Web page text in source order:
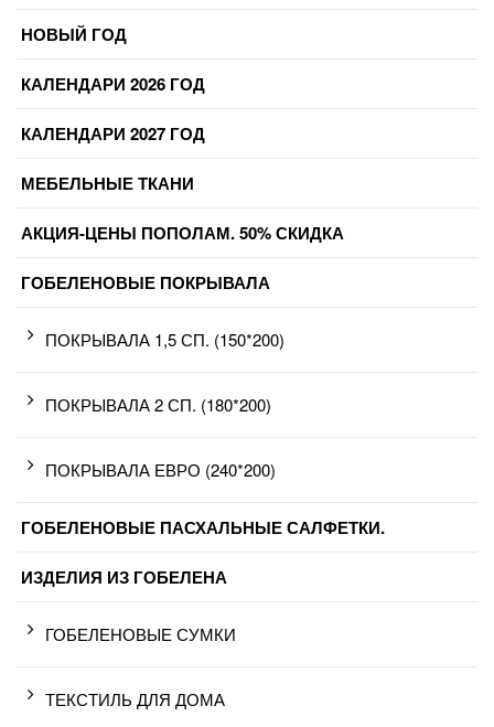
НОВЫЙ ГОД
КАЛЕНДАРИ 2026 ГОД
КАЛЕНДАРИ 2027 ГОД
МЕБЕЛЬНЫЕ ТКАНИ
АКЦИЯ-ЦЕНЫ ПОПОЛАМ. 50% СКИДКА
ГОБЕЛЕНОВЫЕ ПОКРЫВАЛА
ПОКРЫВАЛА 1,5 СП. (150*200)
ПОКРЫВАЛА 2 СП. (180*200)
ПОКРЫВАЛА ЕВРО (240*200)
ГОБЕЛЕНОВЫЕ ПАСХАЛЬНЫЕ САЛФЕТКИ.
ИЗДЕЛИЯ ИЗ ГОБЕЛЕНА
ГОБЕЛЕНОВЫЕ СУМКИ
ТЕКСТИЛЬ ДЛЯ ДОМА